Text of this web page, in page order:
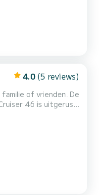
4.0 (5 reviews)
of vrienden. De